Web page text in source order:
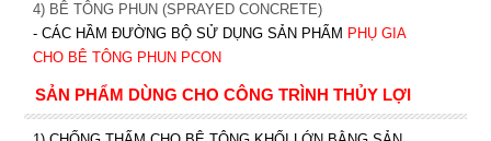
4) BÊ TÔNG PHUN (SPRAYED CONCRETE)
- CÁC HẦM ĐƯỜNG BỘ SỬ DỤNG SẢN PHẨM PHỤ GIA
CHO BÊ TÔNG PHUN PCON
SẢN PHẨM DÙNG CHO CÔNG TRÌNH THỦY LỢI